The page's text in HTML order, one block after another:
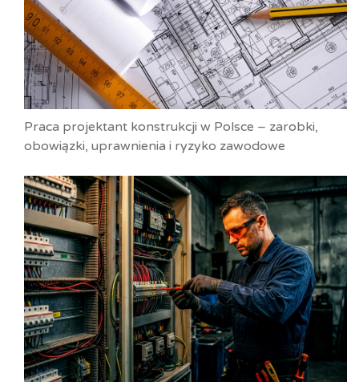
Praca projektant konstrukcji w Polsce – zarobki,
obowiązki, uprawnienia i ryzyko zawodowe